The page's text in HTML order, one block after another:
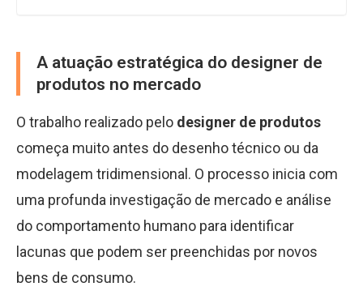
A atuação estratégica do designer de
produtos no mercado
O trabalho realizado pelo designer de produtos
começa muito antes do desenho técnico ou da
modelagem tridimensional. O processo inicia com
uma profunda investigação de mercado e análise
do comportamento humano para identificar
lacunas que podem ser preenchidas por novos
bens de consumo.